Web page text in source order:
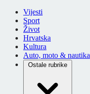
Vijesti
Sport
Život
Hrvatska
Kultura
Auto, moto & nautika
Ostale rubrike